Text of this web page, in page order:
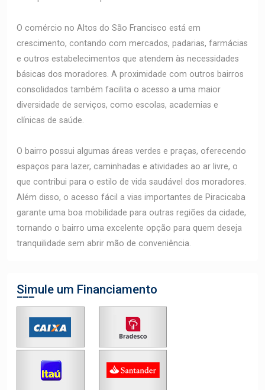
O comércio no Altos do São Francisco está em
crescimento, contando com mercados, padarias, farmácias
e outros estabelecimentos que atendem às necessidades
básicas dos moradores. A proximidade com outros bairros
consolidados também facilita o acesso a uma maior
diversidade de serviços, como escolas, academias e
clínicas de saúde.
O bairro possui algumas áreas verdes e praças, oferecendo
espaços para lazer, caminhadas e atividades ao ar livre, o
que contribui para o estilo de vida saudável dos moradores.
Além disso, o acesso fácil a vias importantes de Piracicaba
garante uma boa mobilidade para outras regiões da cidade,
tornando o bairro uma excelente opção para quem deseja
tranquilidade sem abrir mão de conveniência.
Simule um Financiamento